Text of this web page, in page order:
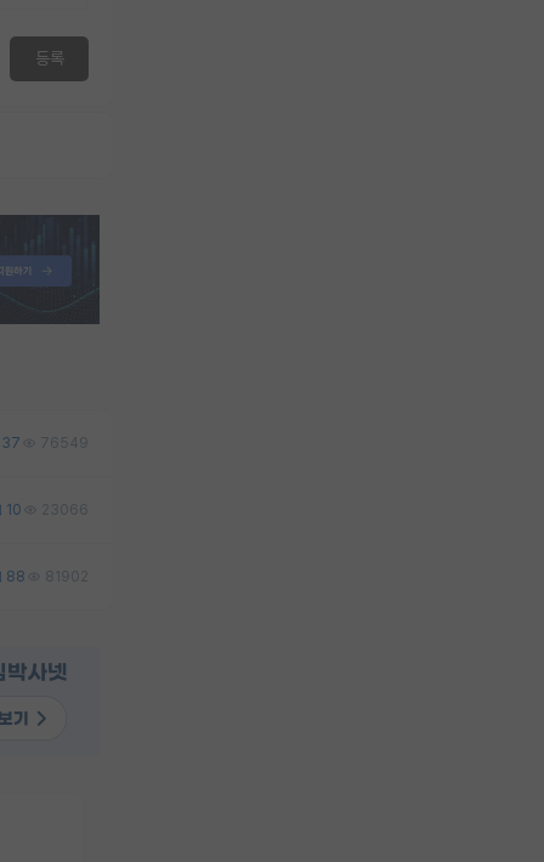
등록
37 76549
10 23066
88 81902